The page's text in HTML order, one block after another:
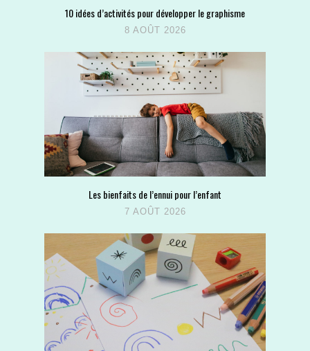
10 idées d’activités pour développer le graphisme
8 AOÛT 2026
Les bienfaits de l’ennui pour l’enfant
7 AOÛT 2026